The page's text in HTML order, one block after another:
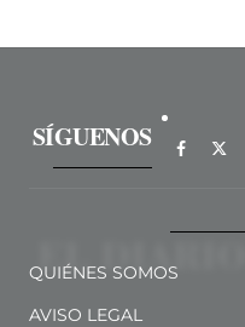
SÍGUENOS
QUIÉNES SOMOS
AVISO LEGAL